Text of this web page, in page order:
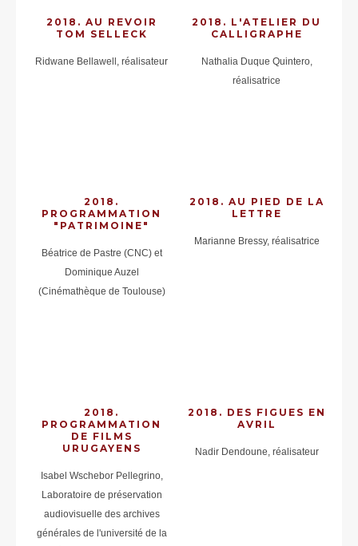
2018. AU REVOIR
TOM SELLECK
Ridwane Bellawell, réalisateur
2018. L'ATELIER DU
CALLIGRAPHE
Nathalia Duque Quintero,
réalisatrice
2018.
PROGRAMMATION
"PATRIMOINE"
Béatrice de Pastre (CNC) et
Dominique Auzel
(Cinémathèque de Toulouse)
2018. AU PIED DE LA
LETTRE
Marianne Bressy, réalisatrice
2018.
PROGRAMMATION
DE FILMS
URUGAYENS
Isabel Wschebor Pellegrino,
Laboratoire de préservation
audiovisuelle des archives
générales de l'université de la
2018. DES FIGUES EN
AVRIL
Nadir Dendoune, réalisateur